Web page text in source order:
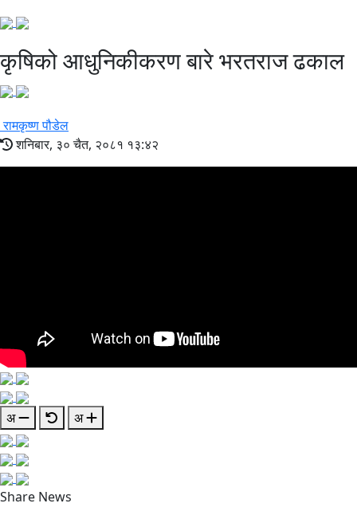
कृषिको आधुनिकीकरण बारे भरतराज ढकाल
रामकृष्ण पौडेल
शनिबार, ३० चैत, २०८१ १३:४२
अ अ
Share News